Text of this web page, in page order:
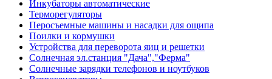
Инкубаторы автоматические
Терморегуляторы
Перосъемные машины и насадки для ощипа
Поилки и кормушки
Устройства для переворота яиц и решетки
Солнечная эл.станция "Дача","Ферма"
Солнечные зарядки телефонов и ноутбуков